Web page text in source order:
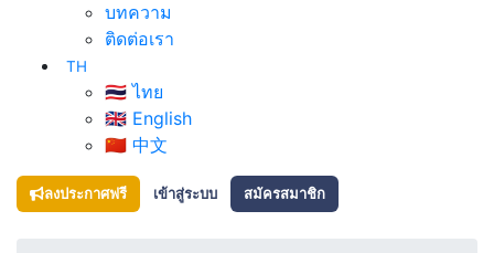
บทความ
ติดต่อเรา
TH
🇹🇭 ไทย
🇬🇧 English
🇨🇳 中文
ลงประกาศฟรี เข้าสู่ระบบ สมัครสมาชิก